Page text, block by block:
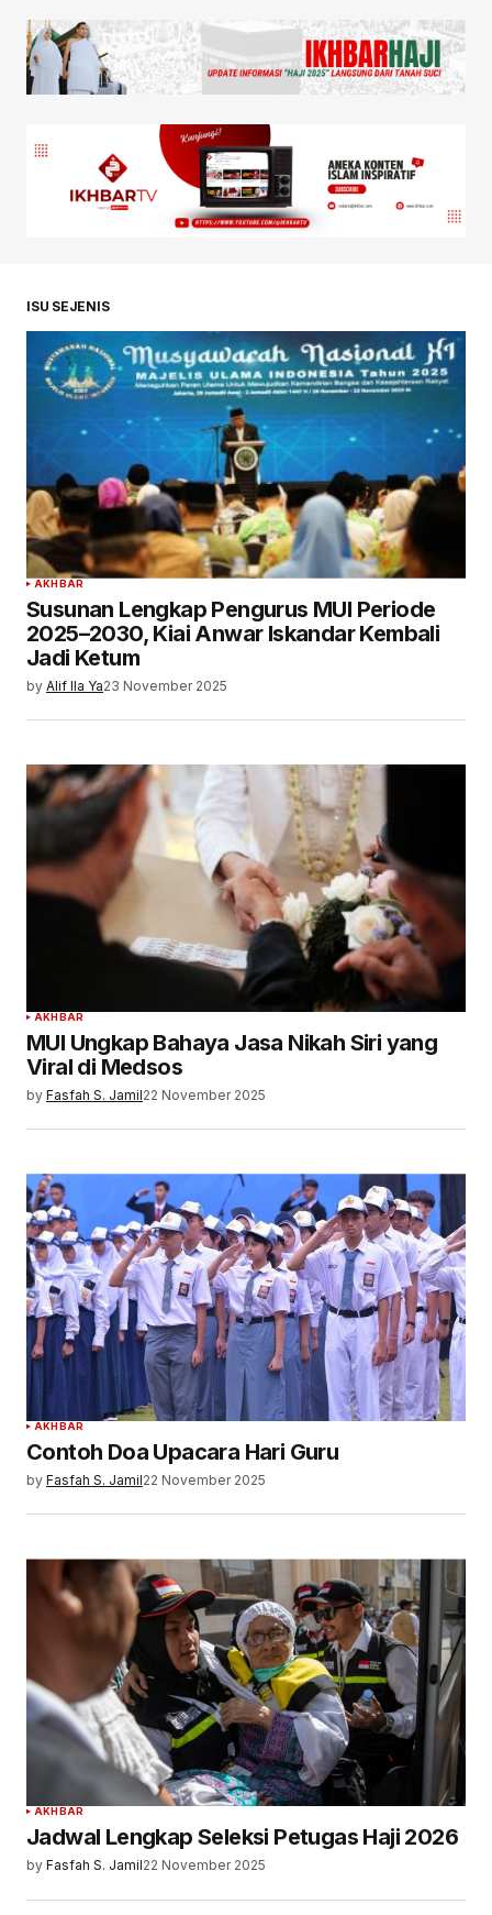
ISU SEJENIS
AKHBAR
Susunan Lengkap Pengurus MUI Periode
2025–2030, Kiai Anwar Iskandar Kembali
Jadi Ketum
by Alif Ila Ya23 November 2025
AKHBAR
MUI Ungkap Bahaya Jasa Nikah Siri yang
Viral di Medsos
by Fasfah S. Jamil22 November 2025
AKHBAR
Contoh Doa Upacara Hari Guru
by Fasfah S. Jamil22 November 2025
AKHBAR
Jadwal Lengkap Seleksi Petugas Haji 2026
by Fasfah S. Jamil22 November 2025